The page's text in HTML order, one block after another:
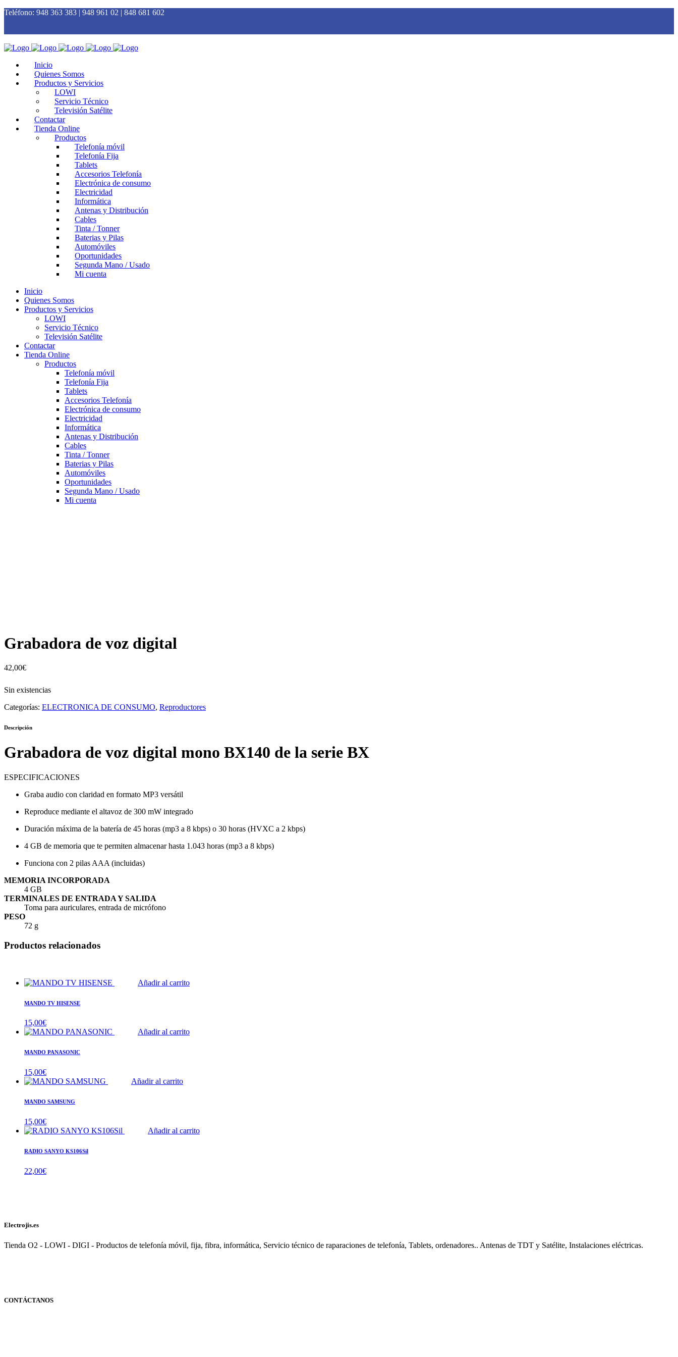
Teléfono: 948 363 383 | 948 961 02 | 848 681 602
Inicio
Quienes Somos
Productos y Servicios
LOWI
Servicio Técnico
Televisión Satélite
Contactar
Tienda Online
Productos
Telefonía móvil
Telefonía Fija
Tablets
Accesorios Telefonía
Electrónica de consumo
Electricidad
Informática
Antenas y Distribución
Cables
Tinta / Tonner
Baterias y Pilas
Automóviles
Oportunidades
Segunda Mano / Usado
Mi cuenta
Inicio
Quienes Somos
Productos y Servicios
LOWI
Servicio Técnico
Televisión Satélite
Contactar
Tienda Online
Productos
Telefonía móvil
Telefonía Fija
Tablets
Accesorios Telefonía
Electrónica de consumo
Electricidad
Informática
Antenas y Distribución
Cables
Tinta / Tonner
Baterias y Pilas
Automóviles
Oportunidades
Segunda Mano / Usado
Mi cuenta
Grabadora de voz digital
42,00€
Sin existencias
Categorías: ELECTRONICA DE CONSUMO, Reproductores
Descripción
Grabadora de voz digital mono BX140 de la serie BX
ESPECIFICACIONES
Graba audio con claridad en formato MP3 versátil
Reproduce mediante el altavoz de 300 mW integrado
Duración máxima de la batería de 45 horas (mp3 a 8 kbps) o 30 horas (HVXC a 2 kbps)
4 GB de memoria que te permiten almacenar hasta 1.043 horas (mp3 a 8 kbps)
Funciona con 2 pilas AAA (incluidas)
MEMORIA INCORPORADA
4 GB
TERMINALES DE ENTRADA Y SALIDA
Toma para auriculares, entrada de micrófono
PESO
72 g
Productos relacionados
Añadir al carrito
MANDO TV HISENSE
15,00€
Añadir al carrito
MANDO PANASONIC
15,00€
Añadir al carrito
MANDO SAMSUNG
15,00€
Añadir al carrito
RADIO SANYO KS106Sil
22,00€
Electrojis.es
Tienda O2 - LOWI - DIGI - Productos de telefonía móvil, fija, fibra, informática, Servicio técnico de raparaciones de telefonía, Tablets, ordenadores.. Antenas de TDT y Satélite, Instalaciones eléctricas.
CONTÁCTANOS